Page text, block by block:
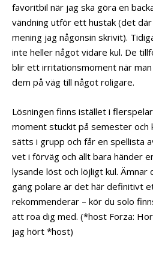
favoritbil när jag ska göra en
vändning utför ett hustak (det
mening jag någonsin skrivit).
inte heller något vidare kul. De
blir ett irritationsmoment när man
dem på väg till något roligare.
Lösningen finns istället i
moment stuckit på semester och
sätts i grupp och får en spellista
vet i förväg och allt bara händer
lysande löst och löjligt kul.
gäng polare är det här definitivt
rekommenderar – kör du solo
att roa dig med. (*host Forza:
jag hört *host)